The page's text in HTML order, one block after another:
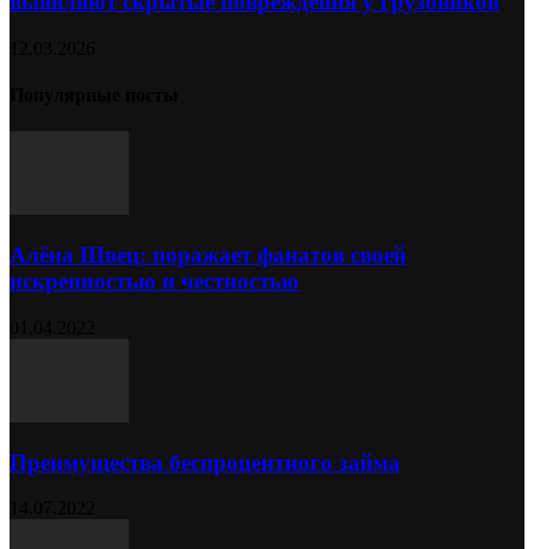
Алёна Швец: поражает фанатов своей
искренностью и честностью
Преимущества беспроцентного займа